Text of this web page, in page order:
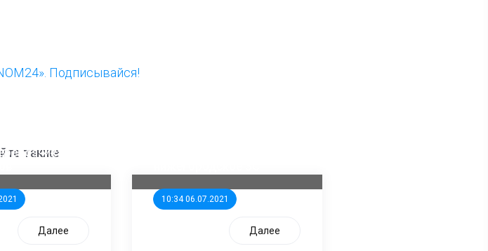
Подписывайся!
также для
Далее
10:34 06.07.2021
Далее